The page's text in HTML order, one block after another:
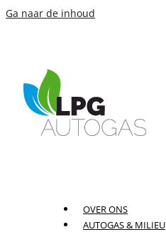
Ga naar de inhoud
OVER ONS
AUTOGAS & MILIEU